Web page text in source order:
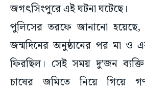
জগৎসিংপুরে এই ঘটনা ঘটেছে।
পুলিসের তরফে জানানো
জন্মদিনের অনুষ্ঠানের পর মা ও
ফিরছিল। সেই সময় দু’জন
চাষের জমিতে নিয়ে গিয়ে